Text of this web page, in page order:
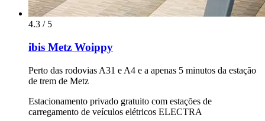
4.3 / 5
ibis Metz Woippy
Perto das rodovias A31 e A4 e a apenas 5 minutos da estação
de trem de Metz
Estacionamento privado gratuito com estações de
carregamento de veículos elétricos ELECTRA